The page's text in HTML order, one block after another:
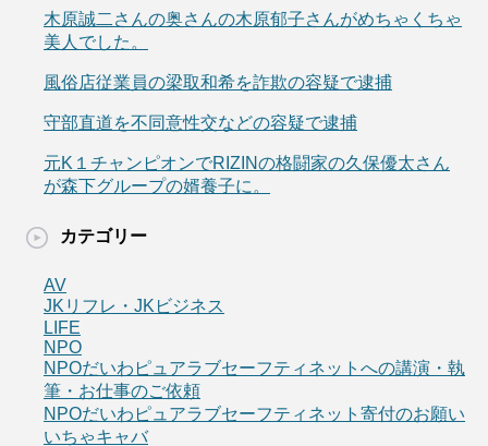
木原誠二さんの奥さんの木原郁子さんがめちゃくちゃ
美人でした。
風俗店従業員の梁取和希を詐欺の容疑で逮捕
守部直道を不同意性交などの容疑で逮捕
元K１チャンピオンでRIZINの格闘家の久保優太さん
が森下グループの婿養子に。
カテゴリー
AV
JKリフレ・JKビジネス
LIFE
NPO
NPOだいわピュアラブセーフティネットへの講演・執
筆・お仕事のご依頼
NPOだいわピュアラブセーフティネット寄付のお願い
いちゃキャバ